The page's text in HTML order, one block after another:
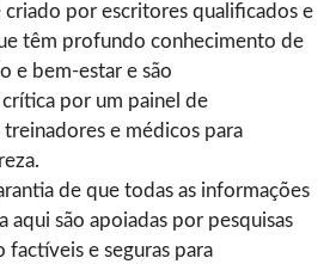
por escritores qualificados e
têm profundo conhecimento de
e bem-estar e são
por um painel de
e médicos para
de que todas as informações
aqui são apoiadas por pesquisas
factíveis e seguras para